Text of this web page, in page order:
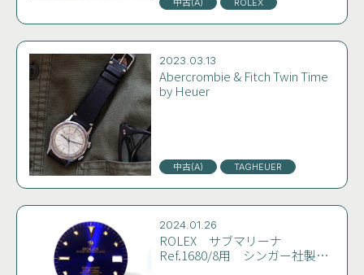
中古(A) ROLEX
2023.03.13
Abercrombie & Fitch Twin Time
by Heuer
中古(A) TAGHEUER
2024.01.26
ROLEX サブマリーナ
Ref.1680/8用 シンガー社製